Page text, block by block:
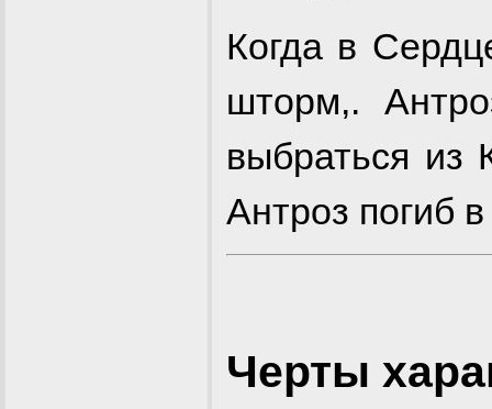
Когда в
шторм,.
выбраться из
Антроз погиб
Черты